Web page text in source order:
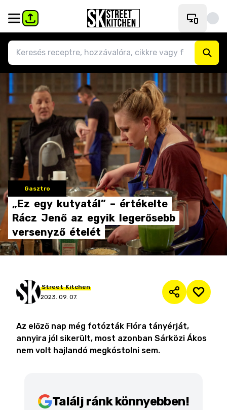
Gasztro
„Ez egy kutyatál” – értékelte
Rácz Jenő az egyik legerősebb
versenyző ételét
Street Kitchen
2023. 09. 07.
Az előző nap még fotózták Flóra tányérját,
annyira jól sikerült, most azonban Sárközi Ákos
nem volt hajlandó megkóstolni sem.
Találj ránk könnyebben!